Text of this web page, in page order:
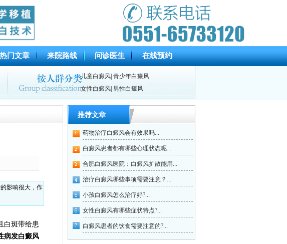
门文章 来院路线 问诊医生 在线预约
儿童白癜风 青少年白癜风
女性白癜风 男性白癜风
影响很大，作
白斑带给患
病发白癜风
推荐文章
药物治疗白癜风会有效果吗...
白癜风患者都有哪些心理状态呢...
合肥白癜风医院：白癜风扩散能用...
治疗白癜风哪些事项需要注意？...
小孩白癜风怎么治疗好?...
女性白癜风有哪些症状特点?...
白癜风患者的饮食需要注意的?...